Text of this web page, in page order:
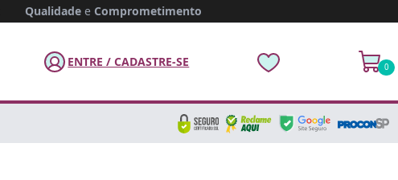
Qualidadee Comprometimento
ENTRE / CADASTRE-SE 0